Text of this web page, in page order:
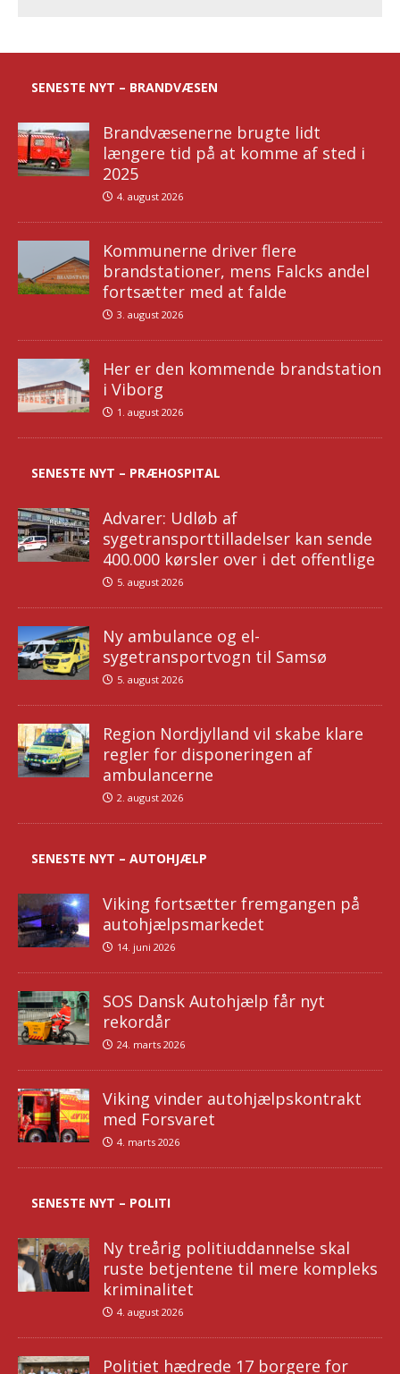
SENESTE NYT – BRANDVÆSEN
Brandvæsenerne brugte lidt
længere tid på at komme af sted i
2025
4. august 2026
Kommunerne driver flere
brandstationer, mens Falcks andel
fortsætter med at falde
3. august 2026
Her er den kommende brandstation
i Viborg
1. august 2026
SENESTE NYT – PRÆHOSPITAL
Advarer: Udløb af
sygetransporttilladelser kan sende
400.000 kørsler over i det offentlige
5. august 2026
Ny ambulance og el-
sygetransportvogn til Samsø
5. august 2026
Region Nordjylland vil skabe klare
regler for disponeringen af
ambulancerne
2. august 2026
SENESTE NYT – AUTOHJÆLP
Viking fortsætter fremgangen på
autohjælpsmarkedet
14. juni 2026
SOS Dansk Autohjælp får nyt
rekordår
24. marts 2026
Viking vinder autohjælpskontrakt
med Forsvaret
4. marts 2026
SENESTE NYT – POLITI
Ny treårig politiuddannelse skal
ruste betjentene til mere kompleks
kriminalitet
4. august 2026
Politiet hædrede 17 borgere for